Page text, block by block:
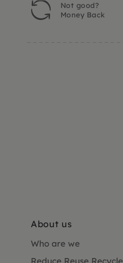
Not good?
Money Back
About us
Who are we